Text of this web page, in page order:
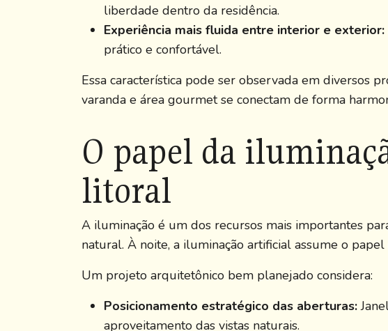
liberdade dentro da residência.
Experiência mais fluida entre interior e exterior:
prático e confortável.
Essa característica pode ser observada em diversos
varanda e área gourmet se conectam de forma
O papel da
litoral
A iluminação é um dos recursos mais importantes
natural. À noite, a iluminação artificial assume o
Um projeto arquitetônico bem planejado considera:
Posicionamento estratégico das aberturas:
aproveitamento das vistas naturais.